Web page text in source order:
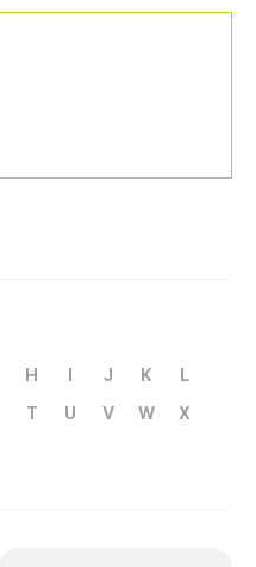
H I J K
L
T U V W
X